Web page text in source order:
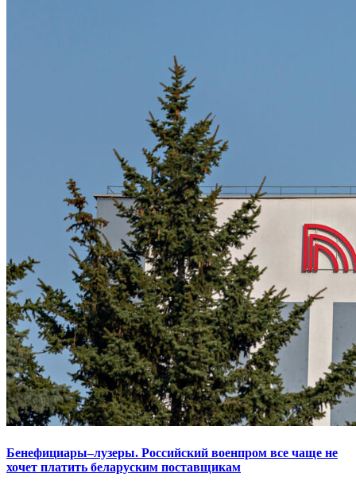
Бенефициары–лузеры. Российский военпром все чаще не
хочет платить беларуским поставщикам